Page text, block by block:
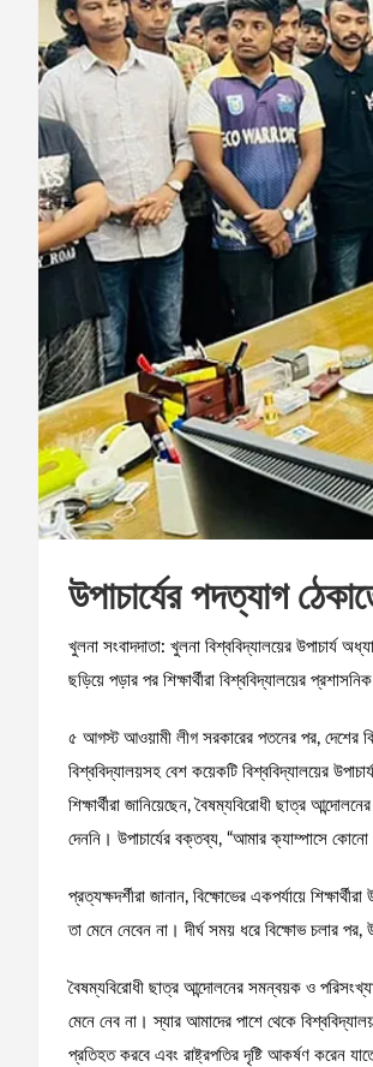
উপাচার্যের পদত্যাগ
খুলনা সংবাদদাতা: খুলনা বিশ্ববিদ্যালয়ের উপাচার্য
ছড়িয়ে পড়ার পর শিক্ষার্থীরা বিশ্ববিদ্যালয়ের
৫ আগস্ট আওয়ামী লীগ সরকারের পতনের পর, দেশের
বিশ্ববিদ্যালয়সহ বেশ কয়েকটি বিশ্ববিদ্যালয়ের
শিক্ষার্থীরা জানিয়েছেন, বৈষম্যবিরোধী ছাত্র
দেননি। উপাচার্যের বক্তব্য, “আমার ক্যাম্পাসে
প্রত্যক্ষদর্শীরা জানান, বিক্ষোভের একপর্যায়ে
তা মেনে নেবেন না। দীর্ঘ সময় ধরে বিক্ষোভ চলার পর,
বৈষম্যবিরোধী ছাত্র আন্দোলনের সমন্বয়ক ও
মেনে নেব না। স্যার আমাদের পাশে থেকে
প্রতিহত করবে এবং রাষ্ট্রপতির দৃষ্টি আকর্ষণ করেন